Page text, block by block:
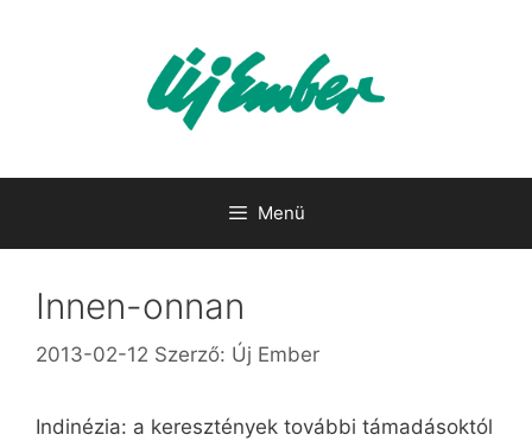
Menü
Innen-onnan
2013-02-12 Szerző: Új Ember
Indinézia: a keresztények további támadásoktól